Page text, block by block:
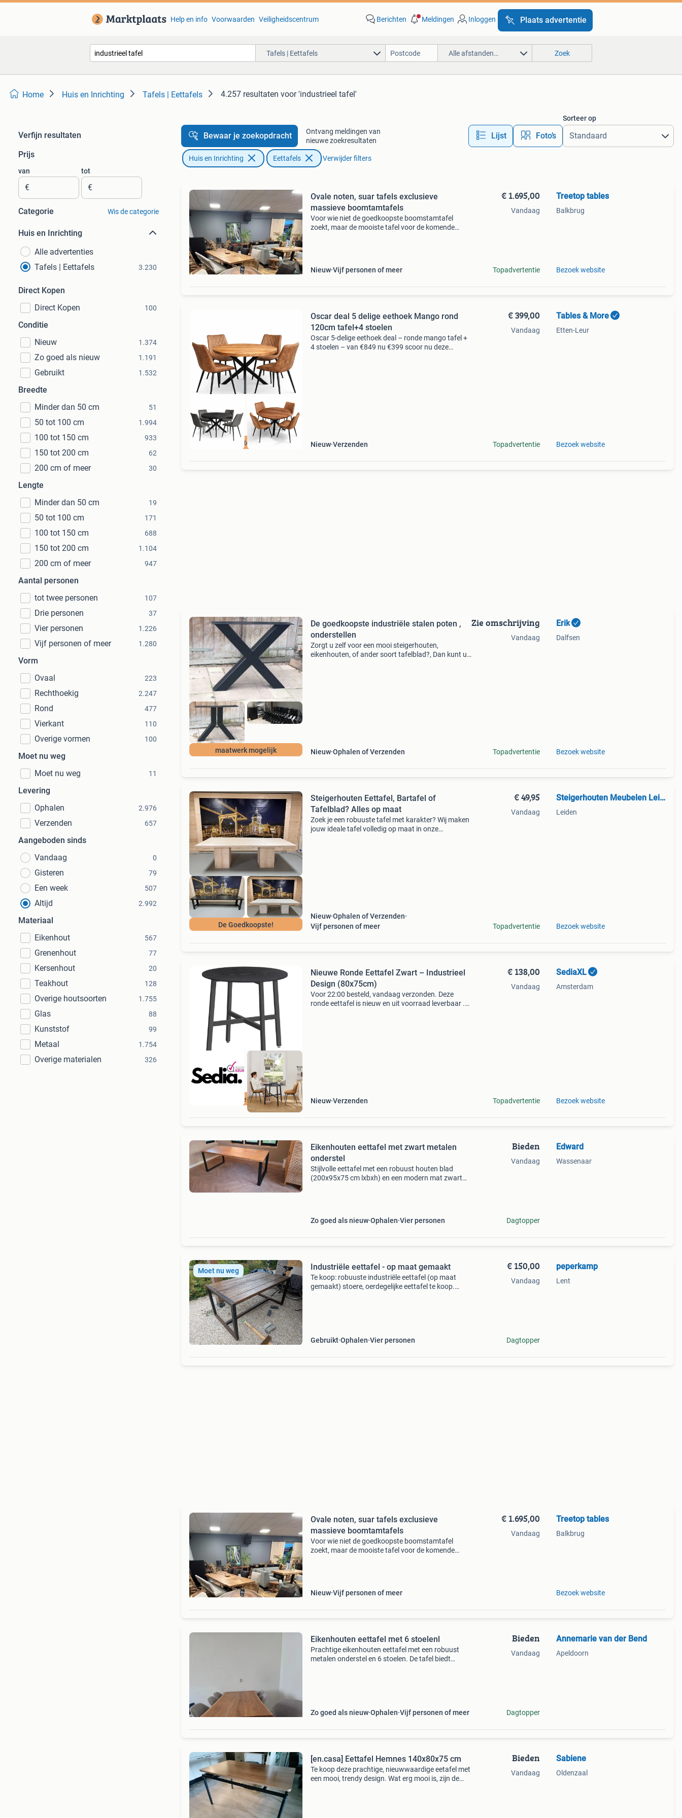
Help en info Voorwaarden Veiligheidscentrum Berichten Meldingen Inloggen Plaats advertentie
Tafels | Eettafels Alle afstanden… Zoek
Home Huis en Inrichting Tafels | Eettafels 4.257 resultaten voor 'industrieel tafel'
Verfijn resultaten
Prijs
van
€
tot
€
Categorie Wis de categorie
Huis en Inrichting
Alle advertenties
Tafels | Eettafels
3.230
Direct Kopen
Direct Kopen
100
Conditie
Nieuw
1.374
Zo goed als nieuw 1.191
Gebruikt 1.532
Breedte
Minder dan 50 cm
51
50 tot 100 cm 1.994
100 tot 150 cm 933
150 tot 200 cm 62
200 cm of meer 30
Lengte
Minder dan 50 cm
19
50 tot 100 cm 171
100 tot 150 cm 688
150 tot 200 cm 1.104
200 cm of meer 947
Aantal personen
tot twee personen
107
Drie personen 37
Vier personen 1.226
Vijf personen of meer 1.280
Vorm
Ovaal
223
Rechthoekig 2.247
Rond 477
Vierkant 110
Overige vormen 100
Moet nu weg
Moet nu weg
11
Levering
Ophalen
2.976
Verzenden 657
Aangeboden sinds
Vandaag
0
Gisteren 79
Een week 507
Altijd 2.992
Materiaal
Eikenhout
567
Grenenhout 77
Kersenhout 20
Teakhout 128
Overige houtsoorten 1.755
Glas 88
Kunststof 99
Metaal 1.754
Overige materialen 326
Bewaar je zoekopdracht
Ontvang meldingen van
nieuwe zoekresultaten
Lijst Foto’s
Sorteer op
Huis en Inrichting Eettafels Verwijder filters
Ovale noten, suar tafels exclusieve
massieve boomtamtafels
Voor wie niet de goedkoopste boomstamtafel
zoekt, maar de mooiste tafel voor de komende
Nieuw Vijf personen of meer
€ 1.695,00
Vandaag
Topadvertentie
Treetop tables
Balkbrug
Bezoek website
Laagste prijs!
Oscar deal 5 delige eethoek Mango rond
120cm tafel+4 stoelen
Oscar 5-delige eethoek deal – ronde mango tafel +
4 stoelen – van €849 nu €399 scoor nu deze
Nieuw Verzenden
€ 399,00
Vandaag
Topadvertentie
Tables & More
Etten-Leur
Bezoek website
maatwerk mogelijk
De goedkoopste industriële stalen poten ,
onderstellen
Zorgt u zelf voor een mooi steigerhouten,
eikenhouten, of ander soort tafelblad?, Dan kunt u
Nieuw Ophalen of Verzenden
Zie omschrijving
Vandaag
Topadvertentie
Erik
Dalfsen
Bezoek website
De Goedkoopste!
Steigerhouten Eettafel, Bartafel of
Tafelblad? Alles op maat
Zoek je een robuuste tafel met karakter? Wij maken
jouw ideale tafel volledig op maat in onze
Nieuw Ophalen of Verzenden
Vijf personen of meer
€ 49,95
Vandaag
Topadvertentie
Steigerhouten Meubelen Leiden
Leiden
Bezoek website
Beoordeeld met 9+
Nieuwe Ronde Eettafel Zwart – Industrieel
Design (80x75cm)
Voor 22:00 besteld, vandaag verzonden. Deze
ronde eettafel is nieuw en uit voorraad leverbaar .
Nieuw Verzenden
€ 138,00
Vandaag
Topadvertentie
SediaXL
Amsterdam
Bezoek website
Eikenhouten eettafel met zwart metalen
onderstel
Stijlvolle eettafel met een robuust houten blad
(200x95x75 cm lxbxh) en een modern mat zwart
Zo goed als nieuw Ophalen Vier personen
Bieden
Vandaag
Dagtopper
Edward
Wassenaar
Moet nu weg Industriële eettafel - op maat gemaakt
Te koop: robuuste industriële eettafel (op maat
gemaakt) stoere, oerdegelijke eettafel te koop.
Gebruikt Ophalen Vier personen
€ 150,00
Vandaag
Dagtopper
peperkamp
Lent
Ovale noten, suar tafels exclusieve
massieve boomtamtafels
Voor wie niet de goedkoopste boomstamtafel
zoekt, maar de mooiste tafel voor de komende
Nieuw Vijf personen of meer
€ 1.695,00
Vandaag
Treetop tables
Balkbrug
Bezoek website
Eikenhouten eettafel met 6 stoelenl
Prachtige eikenhouten eettafel met een robuust
metalen onderstel en 6 stoelen. De tafel biedt
Zo goed als nieuw Ophalen Vijf personen of meer
Bieden
Vandaag
Dagtopper
Annemarie van der Bend
Apeldoorn
[en.casa] Eettafel Hemnes 140x80x75 cm
Te koop deze prachtige, nieuwwaardige eetafel met
een mooi, trendy design. Wat erg mooi is, zijn de
Bieden
Vandaag
Sabiene
Oldenzaal